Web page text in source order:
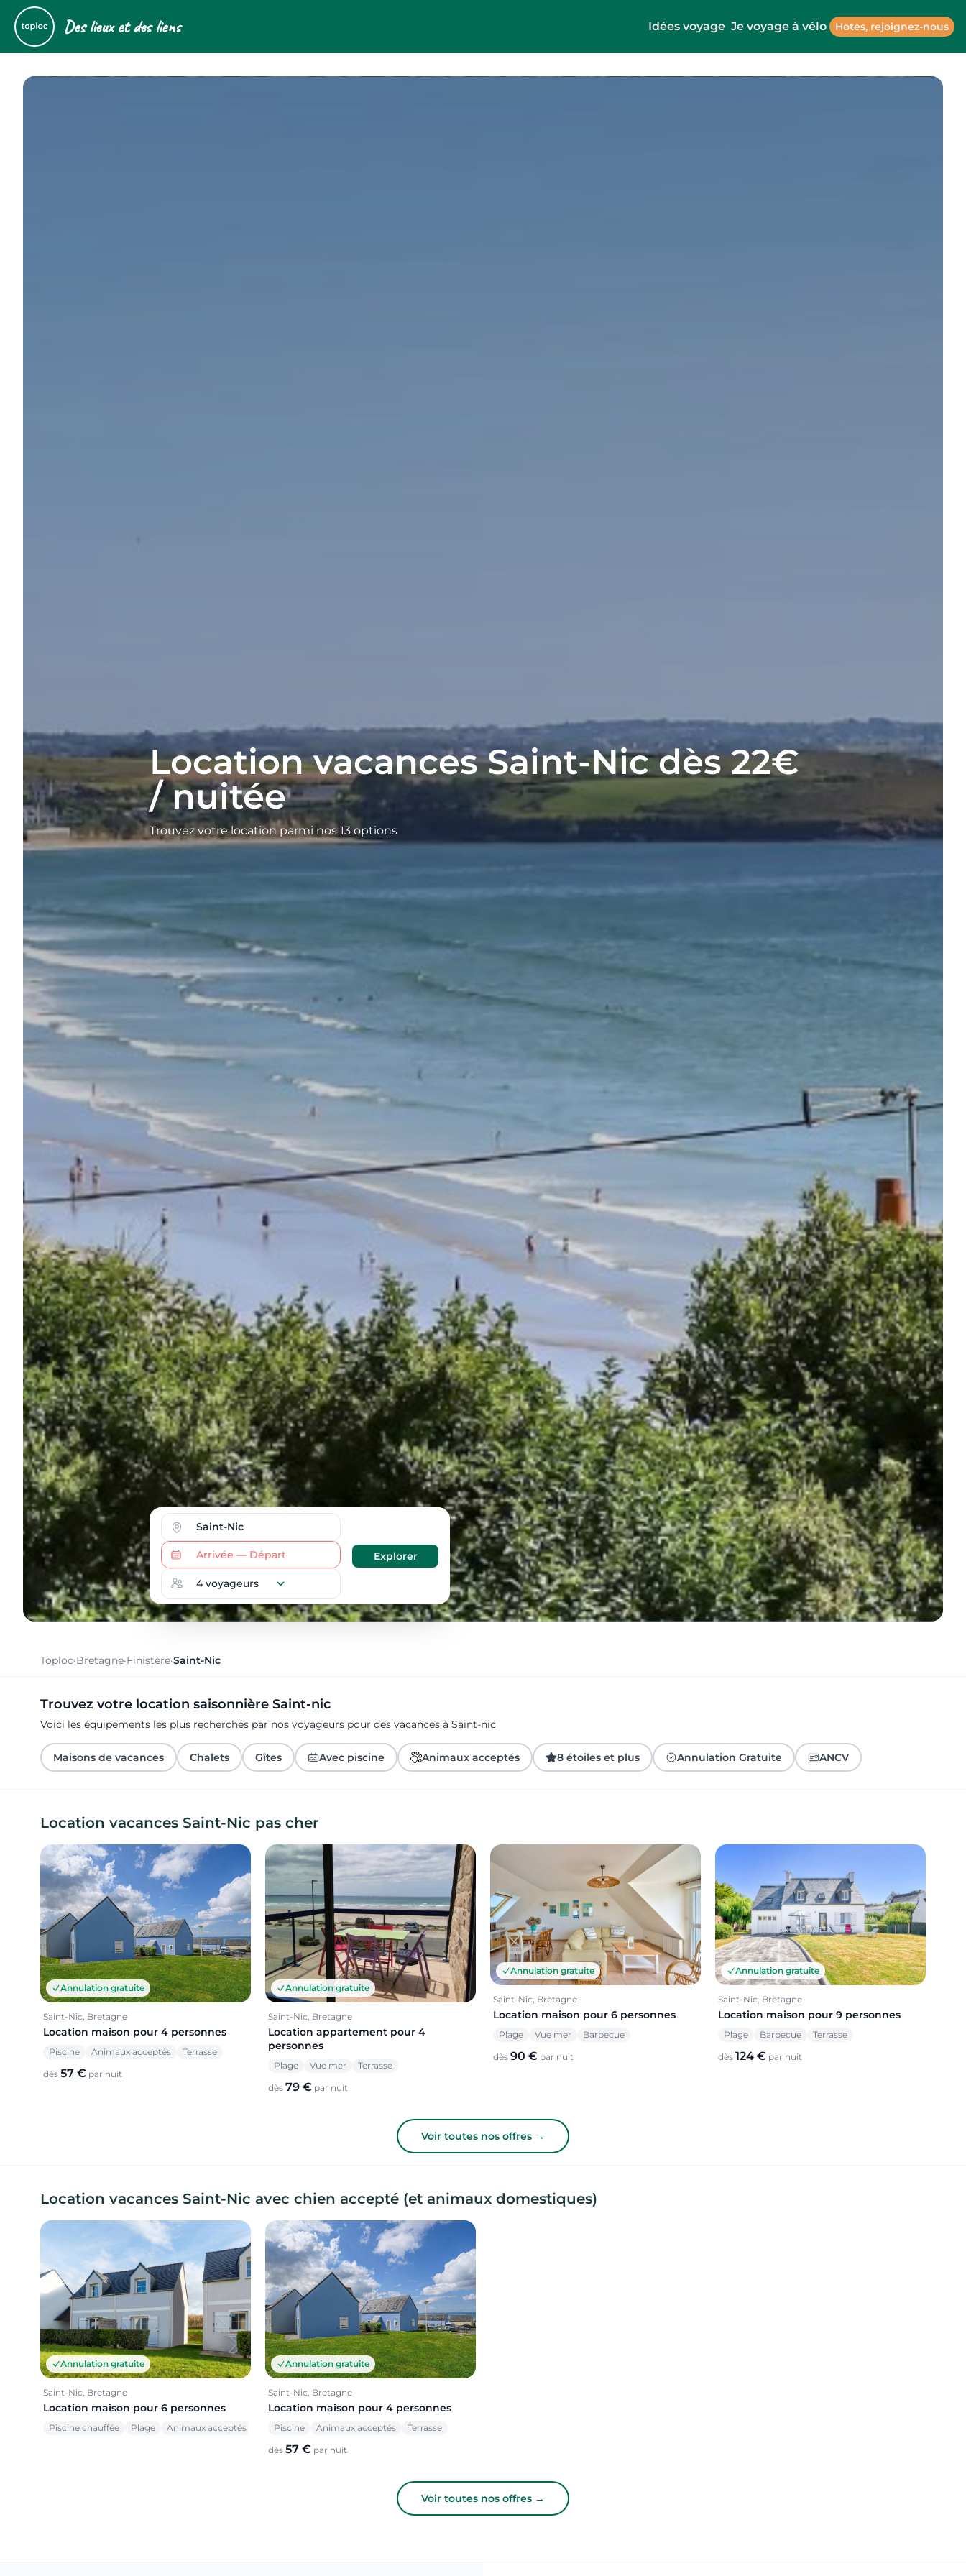
Des lieux et des liens Idées voyage Je voyage à vélo Hotes, rejoignez-nous
Location vacances Saint-Nic dès 22€
/ nuitée
Trouvez votre location parmi nos 13 options
Toploc·Bretagne·Finistère·Saint-Nic
Trouvez votre location saisonnière Saint-nic
Voici les équipements les plus recherchés par nos voyageurs pour des vacances à Saint-nic
Maisons de vacances Chalets Gîtes Avec piscine Animaux acceptés 8 étoiles et plus Annulation Gratuite ANCV
Location vacances Saint-Nic pas cher
Annulation gratuite
Saint-Nic, Bretagne
Location maison pour 4 personnes
Piscine Animaux acceptés Terrasse
dès 57 € par nuit
Annulation gratuite
Saint-Nic, Bretagne
Location appartement pour 4
personnes
Plage Vue mer Terrasse
dès 79 € par nuit
Annulation gratuite
Saint-Nic, Bretagne
Location maison pour 6 personnes
Plage Vue mer Barbecue
dès 90 € par nuit
Annulation gratuite
Saint-Nic, Bretagne
Location maison pour 9 personnes
Plage Barbecue Terrasse
dès 124 € par nuit
Voir toutes nos offres →
Location vacances Saint-Nic avec chien accepté (et animaux domestiques)
Annulation gratuite
Saint-Nic, Bretagne
Location maison pour 6 personnes
Piscine chauffée Plage Animaux acceptés
Annulation gratuite
Saint-Nic, Bretagne
Location maison pour 4 personnes
Piscine Animaux acceptés Terrasse
dès 57 € par nuit
Voir toutes nos offres →